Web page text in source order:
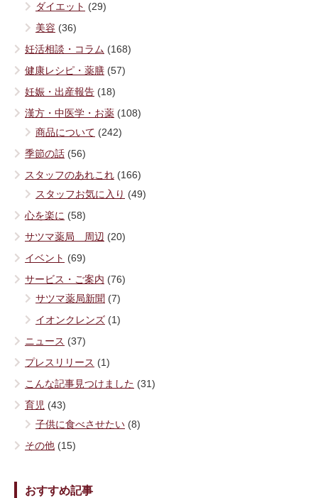
ダイエット (29)
美容 (36)
妊活相談・コラム (168)
健康レシピ・薬膳 (57)
妊娠・出産報告 (18)
漢方・中医学・お薬 (108)
商品について (242)
季節の話 (56)
スタッフのあれこれ (166)
スタッフお気に入り (49)
心を楽に (58)
サツマ薬局 周辺 (20)
イベント (69)
サービス・ご案内 (76)
サツマ薬局新聞 (7)
イオンクレンズ (1)
ニュース (37)
プレスリリース (1)
こんな記事見つけました (31)
育児 (43)
子供に食べさせたい (8)
その他 (15)
おすすめ記事